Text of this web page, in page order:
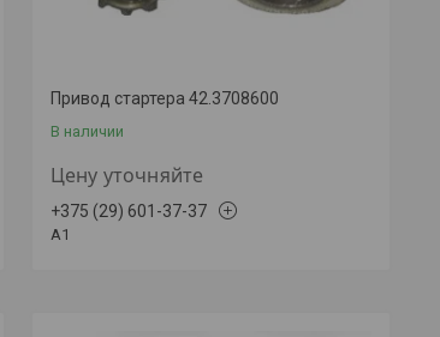
Привод стартера 42.3708600
В наличии
Цену уточняйте
+375 (29) 601-37-37
A1